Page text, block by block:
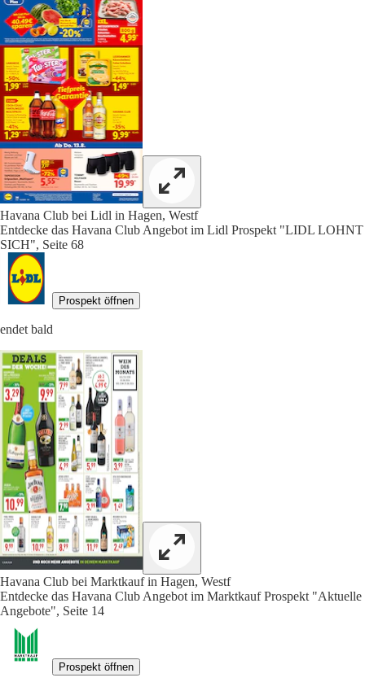
Havana Club bei Lidl in Hagen, Westf
Entdecke das Havana Club Angebot im Lidl Prospekt "LIDL LOHNT
SICH", Seite 68
Prospekt öffnen
endet bald
Havana Club bei Marktkauf in Hagen, Westf
Entdecke das Havana Club Angebot im Marktkauf Prospekt "Aktuelle
Angebote", Seite 14
Prospekt öffnen